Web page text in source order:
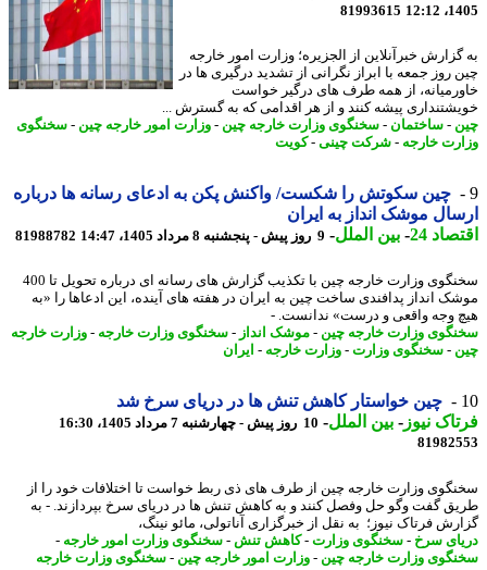
81993615
خبرآنلاین از الجزیره؛ وزارت امور خارجه
روز جمعه با ابراز نگرانی از تشدید درگیری ها در
از همه طرف های درگیر خواست
پیشه کنند و از هر اقدامی که به گسترش ...
-ساختمان-سخنگوی وزارت خارجه چین -وزارت امور خارجه چین -سخنگوی
خارجه-شرکت چینی-کویت
چین سکوتش را شکست/ واکنش پکن به ادعای رسانه ها درباره
موشک انداز به ایران
24
-بین الملل-9 روز پیش - پنجشنبه 8 مرداد 1405، 14:47 81988782
سخنگوی وزارت خارجه چین با تکذیب گزارش های رسانه ای درباره تحویل تا 400
انداز پدافندی ساخت چین به ایران در هفته های آینده، این ادعاها را «به
وجه واقعی و درست» ندانست. -
وزارت خارجه چین -موشک انداز -سخنگوی وزارت خارجه-وزارت خارجه
-سخنگوی وزارت - وزارت خارجه-ایران
چین خواستار کاهش تنش ها در دریای سرخ شد
نیوز-بین الملل-10 روز پیش - چهارشنبه 7 مرداد 1405، 16:30
وزارت خارجه چین از طرف های ذی ربط خواست تا اختلافات خود را از
گفت وگو حل وفصل کنند و به کاهش تنش ها در دریای سرخ بپردازند. - به
فرتاک نیوز؛ به نقل از خبرگزاری آناتولی، مائو نینگ،
سرخ-سخنگوی وزارت - کاهش تنش-سخنگوی وزارت امور خارجه-
وزارت خارجه چین -وزارت امور خارجه چین -سخنگوی وزارت خارجه